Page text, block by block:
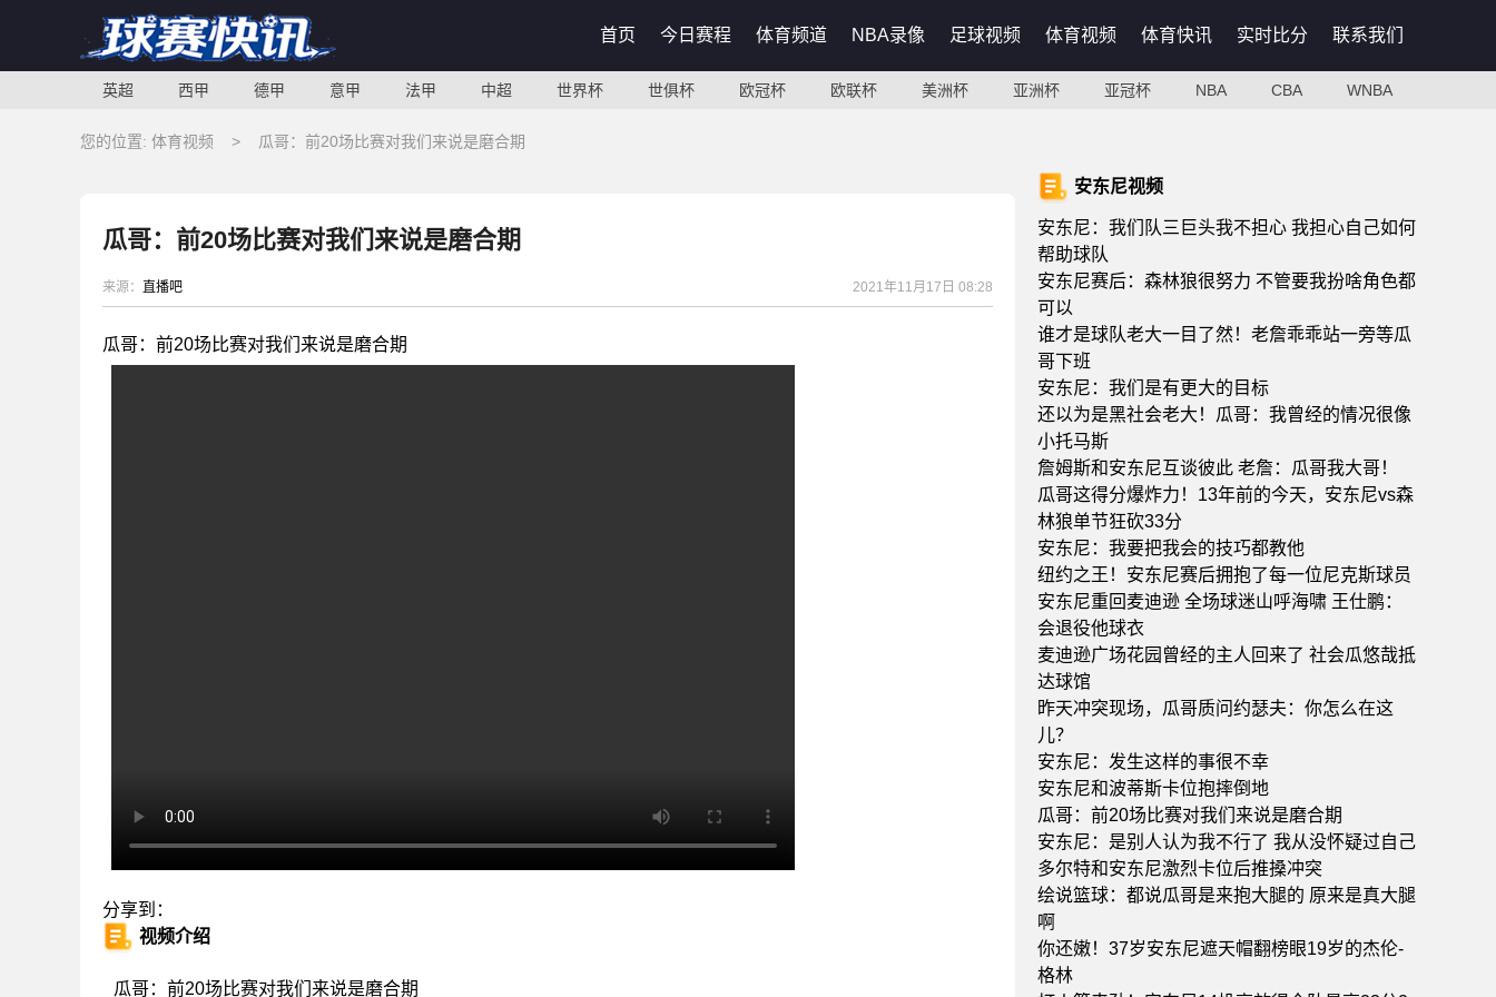
首页 今日赛程 体育频道 NBA录像 足球视频 体育视频 体育快讯 实时比分 联系我们
英超 西甲 德甲 意甲 法甲 中超 世界杯 世俱杯 欧冠杯 欧联杯 美洲杯 亚洲杯 亚冠杯 NBA CBA WNBA
您的位置: 体育视频 > 瓜哥：前20场比赛对我们来说是磨合期
瓜哥：前20场比赛对我们来说是磨合期
来源： 直播吧 2021年11月17日 08:28
瓜哥：前20场比赛对我们来说是磨合期
分享到：
视频介绍
瓜哥：前20场比赛对我们来说是磨合期
安东尼视频
安东尼：我们队三巨头我不担心 我担心自己如何
帮助球队
安东尼赛后：森林狼很努力 不管要我扮啥角色都
可以
谁才是球队老大一目了然！老詹乖乖站一旁等瓜
哥下班
安东尼：我们是有更大的目标
还以为是黑社会老大！瓜哥：我曾经的情况很像
小托马斯
詹姆斯和安东尼互谈彼此 老詹：瓜哥我大哥！
瓜哥这得分爆炸力！13年前的今天，安东尼vs森
林狼单节狂砍33分
安东尼：我要把我会的技巧都教他
纽约之王！安东尼赛后拥抱了每一位尼克斯球员
安东尼重回麦迪逊 全场球迷山呼海啸 王仕鹏：
会退役他球衣
麦迪逊广场花园曾经的主人回来了 社会瓜悠哉抵
达球馆
昨天冲突现场，瓜哥质问约瑟夫：你怎么在这
儿？
安东尼：发生这样的事很不幸
安东尼和波蒂斯卡位抱摔倒地
瓜哥：前20场比赛对我们来说是磨合期
安东尼：是别人认为我不行了 我从没怀疑过自己
多尔特和安东尼激烈卡位后推搡冲突
绘说篮球：都说瓜哥是来抱大腿的 原来是真大腿
啊
你还嫩！37岁安东尼遮天帽翻榜眼19岁的杰伦-
格林